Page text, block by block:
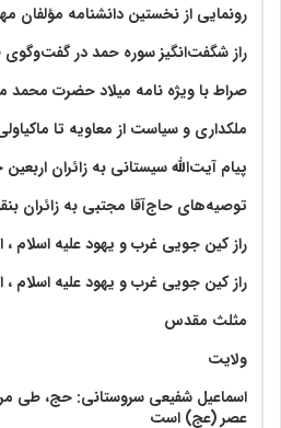
رونمایی از نخستین دانشنامه مؤلفان
راز شگفت‌انگیز سوره حمد در
صراط با ویژه نامه میلاد حضرت
ملکداری و سیاست از معاویه تا
پیام آیت‌الله سیستانی به زائران
توصیه‌های حاج‌آقا مجتبی به زائران
راز کین جویی غرب و یهود علیه اسلام
راز کین جویی غرب و یهود علیه اسلام
مثلث مقدس
ولايت‏
اسماعیل شفیعی سروستانی: حج، طی
عصر (عج) است